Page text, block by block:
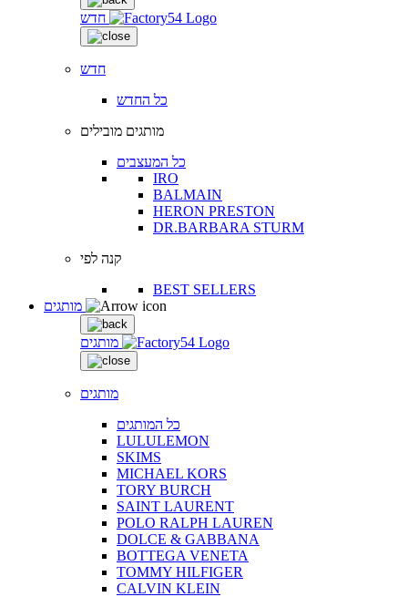
חדש
חדש
כל החדש
מותגים מובילים
כל המעצבים
IRO
BALMAIN
HERON PRESTON
DR.BARBARA STURM
קנה לפי
BEST SELLERS
מותגים
מותגים
כל המותגים
LULULEMON
SKIMS
MICHAEL KORS
TORY BURCH
SAINT LAURENT
POLO RALPH LAUREN
DOLCE & GABBANA
BOTTEGA VENETA
TOMMY HILFIGER
CALVIN KLEIN